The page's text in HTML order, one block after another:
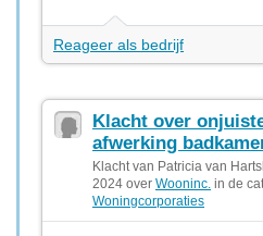
Reageer als bedrijf
Klacht over
afwerking
Klacht van Patricia van
2024 over Wooninc. in de
Woningcorporaties